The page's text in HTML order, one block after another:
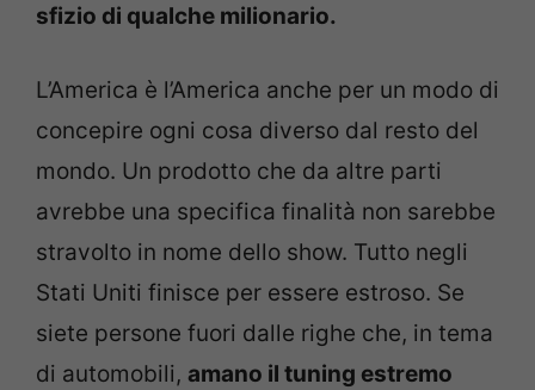
sfizio di qualche milionario.
L’America è l’America anche per un modo di
concepire ogni cosa diverso dal resto del
mondo. Un prodotto che da altre parti
avrebbe una specifica finalità non sarebbe
stravolto in nome dello show. Tutto negli
Stati Uniti finisce per essere estroso. Se
siete persone fuori dalle righe che, in tema
di automobili, amano il tuning estremo